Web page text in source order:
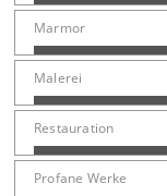
Marmor
Malerei
Restauration
Profane Werke